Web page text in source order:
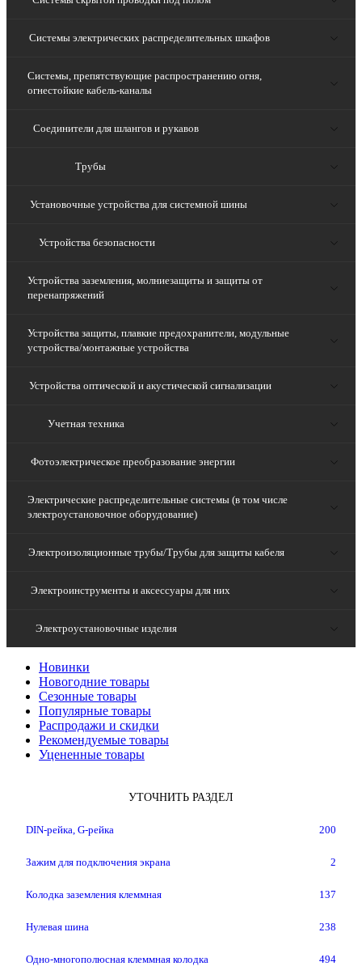
Системы электрических распределительных шкафов
Системы, препятствующие распространению огня,
огнестойкие кабель-каналы
Соединители для шлангов и рукавов
Трубы
Установочные устройства для системной шины
Устройства безопасности
Устройства заземления, молниезащиты и защиты от
перенапряжений
Устройства защиты, плавкие предохранители, модульные
устройства/монтажные устройства
Устройства оптической и акустической сигнализации
Учетная техника
Фотоэлектрическое преобразование энергии
Электрические распределительные системы (в том числе
электроустановочное оборудование)
Электроизоляционные трубы/Трубы для защиты кабеля
Электроинструменты и аксессуары для них
Электроустановочные изделия
Новинки
Новогодние товары
Сезонные товары
Популярные товары
Распродажи и скидки
Рекомендуемые товары
Уцененные товары
УТОЧНИТЬ РАЗДЕЛ
DIN-рейка, G-рейка 200
Зажим для подключения экрана 2
Колодка заземления клеммная 137
Нулевая шина 238
Одно-многополюсная клеммная колодка 494